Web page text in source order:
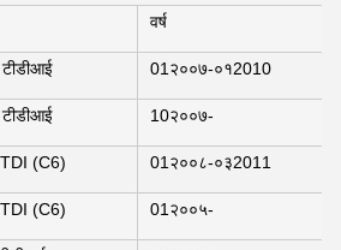
वर्ष
01२००७-०१2010
10२००७-
(C6) 01२००८-०३2011
(C6) 01२००५-